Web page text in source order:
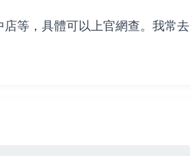
等，具體可以上官網查。我常去